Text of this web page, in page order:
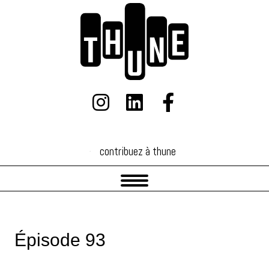
contribuez à thune
contribuez à thune
Épisode 93